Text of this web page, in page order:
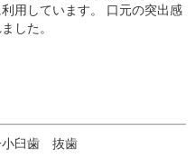
用しています。 口元の突出感
した。
小臼歯 抜歯